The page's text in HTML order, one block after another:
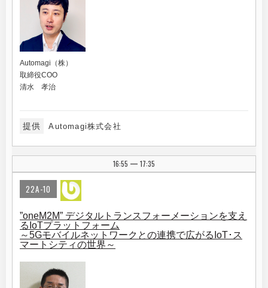
Automagi（株）
取締役COO
清水 孝治
提供 Automagi株式会社
16:55 | 17:35
22A-10
”oneM2M” デジタルトランスフォーメーションを支え
るIoTプラットフォーム
～5Gモバイルネットワークとの連携で広がるIoT･ス
マートシティの世界～